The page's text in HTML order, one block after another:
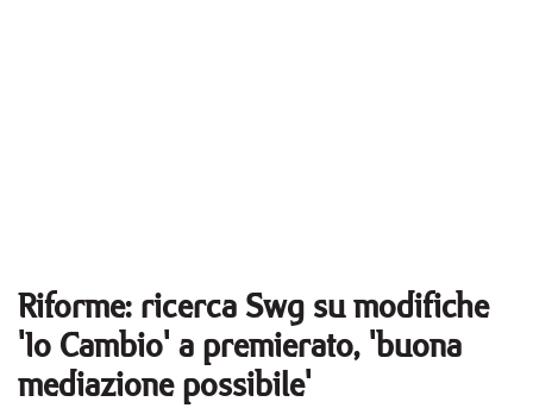
Riforme: ricerca Swg su modifiche
'Io Cambio' a premierato, 'buona
mediazione possibile'